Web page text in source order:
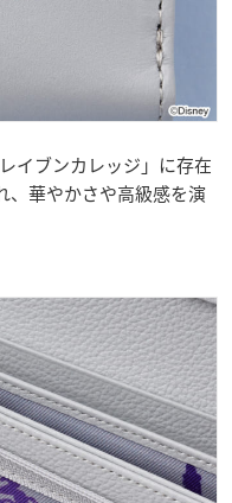
イブンカレッジ」に存在
、華やかさや高級感を演